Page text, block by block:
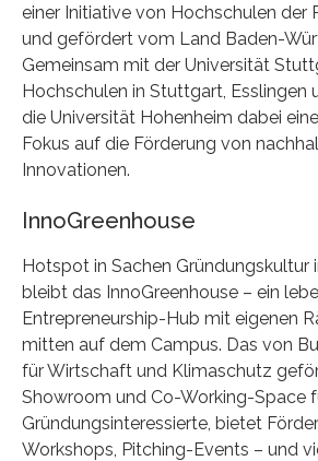
einer Initiative von Hochschulen der
und gefördert vom Land Baden-
Gemeinsam mit der Universität
Hochschulen in Stuttgart, Esslingen
die Universität Hohenheim dabei
Fokus auf die Förderung von
Innovationen.
InnoGreenhouse
Hotspot in Sachen Gründungskultur
bleibt das InnoGreenhouse – ein
Entrepreneurship-Hub mit eigenen
mitten auf dem Campus. Das von
für Wirtschaft und Klimaschutz
Showroom und Co-Working-Space
Gründungsinteressierte, bietet
Workshops, Pitching-Events – und